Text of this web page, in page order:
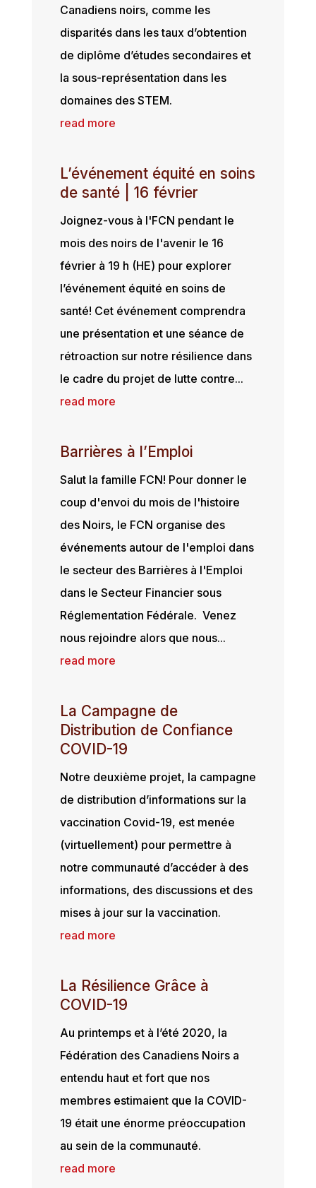
Canadiens noirs, comme les
disparités dans les taux d’obtention
de diplôme d’études secondaires et
la sous-représentation dans les
domaines des STEM.
read more
L’événement équité en soins
de santé | 16 février
Joignez-vous à l'FCN pendant le
mois des noirs de l'avenir le 16
février à 19 h (HE) pour explorer
l’événement équité en soins de
santé! Cet événement comprendra
une présentation et une séance de
rétroaction sur notre résilience dans
le cadre du projet de lutte contre...
read more
Barrières à l’Emploi
Salut la famille FCN! Pour donner le
coup d'envoi du mois de l'histoire
des Noirs, le FCN organise des
événements autour de l'emploi dans
le secteur des Barrières à l'Emploi
dans le Secteur Financier sous
Réglementation Fédérale. Venez
nous rejoindre alors que nous...
read more
La Campagne de
Distribution de Confiance
COVID-19
Notre deuxième projet, la campagne
de distribution d’informations sur la
vaccination Covid-19, est menée
(virtuellement) pour permettre à
notre communauté d’accéder à des
informations, des discussions et des
mises à jour sur la vaccination.
read more
La Résilience Grâce à
COVID-19
Au printemps et à l’été 2020, la
Fédération des Canadiens Noirs a
entendu haut et fort que nos
membres estimaient que la COVID-
19 était une énorme préoccupation
au sein de la communauté.
read more